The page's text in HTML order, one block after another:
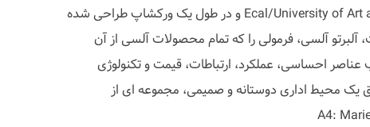
صنعتی Ecal/University of Art and Design Lausanne و در طول یک ورکشاپ طراحی شده
آلبرتو آلسی، فرمولی را که تمام محصولات آلسی از آن
احساسی، عملکرد، ارتباطات، قیمت و تکنولوژی
محیط اداری دوستانه و صمیمی، مجموعه ای از